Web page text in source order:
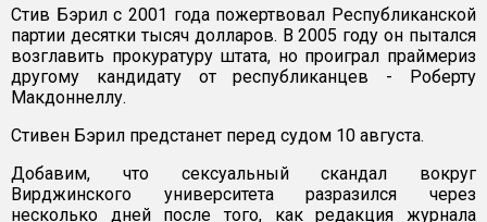
Стив Бэрил с 2001 года пожертвовал Республиканской
партии десятки тысяч долларов. В 2005 году он пытался
возглавить прокуратуру штата, но проиграл праймериз
другому кандидату от республиканцев - Роберту
Макдоннеллу.
Стивен Бэрил предстанет перед судом 10 августа.
Добавим, что сексуальный скандал вокруг
Вирджинского университета разразился через
несколько дней после того, как редакция журнала